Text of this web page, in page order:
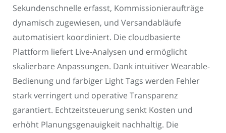
Sekundenschnelle erfasst, Kommissionieraufträge
dynamisch zugewiesen, und Versandabläufe
automatisiert koordiniert. Die cloudbasierte
Plattform liefert Live-Analysen und ermöglicht
skalierbare Anpassungen. Dank intuitiver Wearable-
Bedienung und farbiger Light Tags werden Fehler
stark verringert und operative Transparenz
garantiert. Echtzeitsteuerung senkt Kosten und
erhöht Planungsgenauigkeit nachhaltig. Die